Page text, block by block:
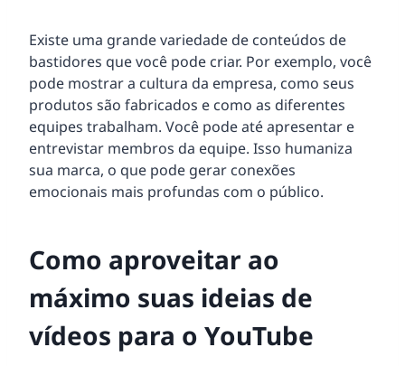
Existe uma grande variedade de conteúdos de
bastidores que você pode criar. Por exemplo, você
pode mostrar a cultura da empresa, como seus
produtos são fabricados e como as diferentes
equipes trabalham. Você pode até apresentar e
entrevistar membros da equipe. Isso humaniza
sua marca, o que pode gerar conexões
emocionais mais profundas com o público.
Como aproveitar ao
máximo suas ideias de
vídeos para o YouTube